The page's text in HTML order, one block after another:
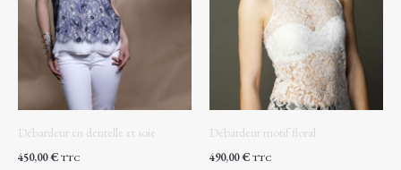
Débardeur en dentelle et soie
450,00€ TTC
Débardeur motif floral
490,00€ TTC